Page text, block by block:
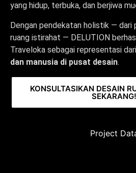
Project
yang hidup, terbuka, dan berjiwa
Dengan pendekatan holistik — dari
ruang istirahat — DELUTION
Traveloka sebagai representasi dari
dan manusia di pusat desain.
KONSULTASIKAN DESAIN
SEKARANG!